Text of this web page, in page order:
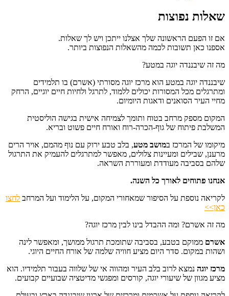
שאלות נפוצות
אם זו הפעם הראשונה שלך אצלנו ייתכן ויש לך שאלות.
אספנו כאן תשובות לכמה מהשאלות הנפוצות ביותר.
מה זה שיבננדה יוגה במטע?
שיבננדה יוגה במטע הוא מרכז יוגה מסורתי (אשרם) בו תלמידים
ומתרגלים מכל המסורות יכולים ללמוד, לתרגל ולחיות חיים יוגיים, הרחק
מחיי העיר הסואנים ודאגות היומיום.
המקום מספק מרחב בטוח ותומך לצמיחה אישית בגישה הוליסטית
המשלבת פיתוח של גוף-הכרה-רוח ואורח חיים פשוט ובריא.
מיקומו של המרכז במושב מטע, בלב טבע ירוק עם נוף מהמם, אויר הרים
מרענן, שבילים ומעיינות צלולים, מאפשר למתרגלים להעמיק את התרגול
שלהם בסביבה מעודדת ומעוררת השראה.
אנחנו פתוחים לאורך כל השנה.
לקריאה נוספת על הסיפור שמאחורי המקום, על הלימוד ועל המרחב לחצו
כאן>>
מה זה אשרם? ומה ההבדל בינו לבין מרכז יוגה?
אשרם ממוקם בטבע, בסביבה שתומכת תרגול ממושך, ומאפשר לינה
ושהות במקום. סדר היום מציע חוויה שלמה של אורח החיים היוגי.
מרכז יוגה נמצא לרוב בלב העיר ומהווה אי של שלווה בעבור תלמידיו. הוא
מציע מגוון של שיעורי יוגה, קורסים ומפגשי מדיטציה שבועיים קבועים.